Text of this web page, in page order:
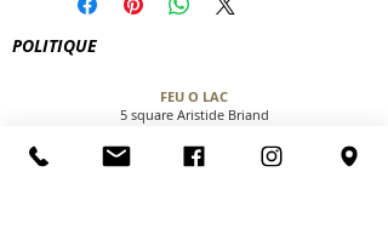
POLITIQUE
FEU O LAC
5 square Aristide Briand
le.feu.o.lac@gmail.com
04 50 73 85 20